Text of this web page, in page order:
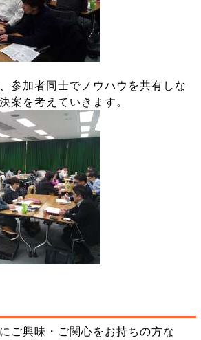
参加者同士でノウハウを共有しな
案を考えていきます。
ご興味・ご関心をお持ちの方な